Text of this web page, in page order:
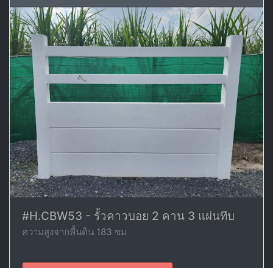
#H.CBW53 - รั้วคาวบอย 2 คาน 3 แผ่นทึบ
ความสูงจากพื้นดิน 183 ซม